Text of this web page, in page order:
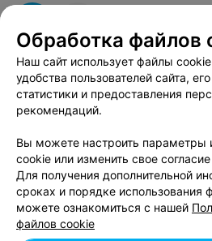
Вам будет интересно
Укладка бровей в Гомеле
Окрашивание бровей в Гомеле
Обработка файлов
Наш сайт использует файлы
удобства пользователей сайта,
статистики и предоставления
рекомендаций.
Вы можете настроить параметры
cookie или изменить свое
Для получения дополнительной
сроках и порядке использования
можете ознакомиться с нашей
файлов cookie